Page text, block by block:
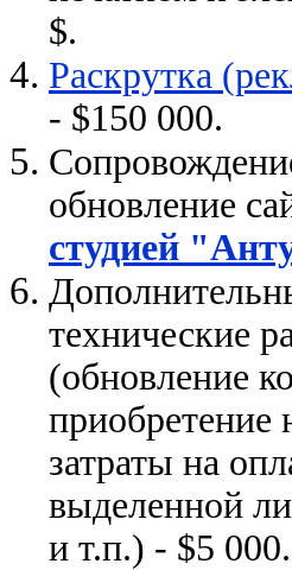
$.
Раскрутка
- $150 000.
обновление
студией
технические
(обновление
приобретение
затраты на
выделенной
и т.п.) - $5 000.